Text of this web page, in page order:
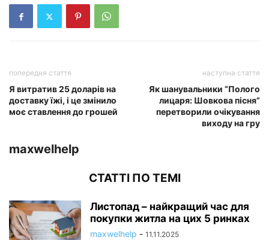
попередня стаття
Я витратив 25 доларів на
доставку їжі, і це змінило
моє ставлення до грошей
наступна стаття
Як шанувальники “Полого
лицаря: Шовкова пісня”
перетворили очікування
виходу на гру
maxwelhelp
СТАТТІ ПО ТЕМІ
Листопад – найкращий час для
покупки житла на цих 5 ринках
maxwelhelp - 11.11.2025